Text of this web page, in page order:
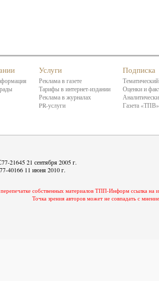
Услуги
Реклама в газете
Тарифы в интернет-издании
Реклама в журналах
PR-услуги
Подписка
Оценки и
Газета «ТПВ»
21645 21 сентября 2005 г.
40166 11 июня 2010 г.
собственных материалов ТПП-Информ ссылка на
Точка зрения авторов может не совпадать с